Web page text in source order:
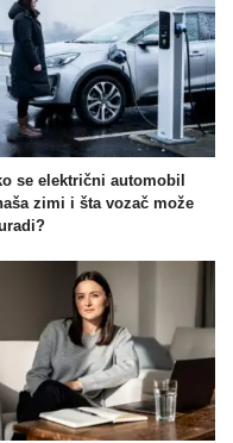
se električni automobil
zimi i šta vozač može